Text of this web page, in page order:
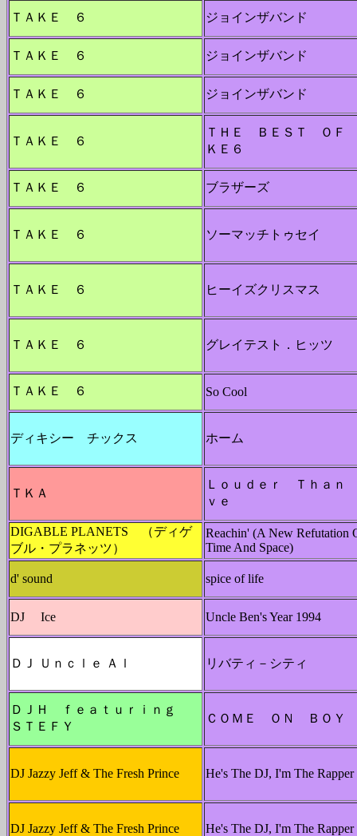
ＴＡＫＥ ６ ジョインザバンド
ＴＡＫＥ ６ ジョインザバンド
ＴＡＫＥ ６ ジョインザバンド
ＴＡＫＥ ６
ＴＨＥ ＢＥＳＴ ＯＦ
ＫＥ６
ＴＡＫＥ ６ ブラザーズ
ＴＡＫＥ ６ ソーマッチトゥセイ
ＴＡＫＥ ６ ヒーイズクリスマス
ＴＡＫＥ ６ グレイテスト．ヒッツ
ＴＡＫＥ ６ So Cool
ディキシー チックス ホーム
ＴＫＡ
Ｌｏｕｄｅｒ Ｔｈａｎ
ｖｅ
DIGABLE PLANETS （ディゲ
ブル・プラネッツ）
Reachin' (A New Refutation
Time And Space)
d' sound spice of life
DJ Ice Uncle Ben's Year 1994
ＤＪ Ｕｎｃｌｅ Ａｌ リバティ－シティ
ＤＪＨ ｆｅａｔｕｒｉｎｇ
ＳＴＥＦＹ
ＣＯＭＥ ＯＮ ＢＯＹ
DJ Jazzy Jeff & The Fresh Prince He's The DJ, I'm The Rapper
DJ Jazzy Jeff & The Fresh Prince He's The DJ, I'm The Rapper